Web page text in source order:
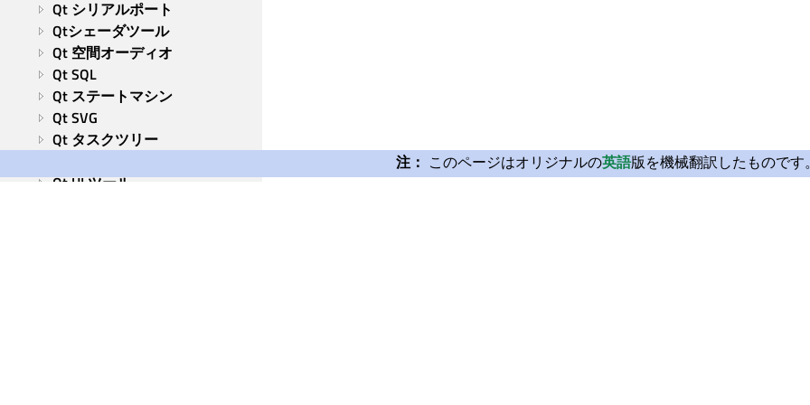
Qt シリアルポート
Qtシェーダツール
Qt 空間オーディオ
Qt SQL
Qt ステートマシン
Qt SVG
Qt タスクツリー
Qt UI ツール
注： このページはオリジナルの英語版を機械翻訳したものです。